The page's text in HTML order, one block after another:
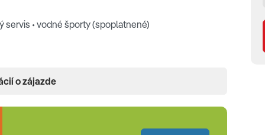
servis • vodné športy (spoplatnené)
• trezor • minibar (spoplatnený) • kávový a čajový set •
o zájazde